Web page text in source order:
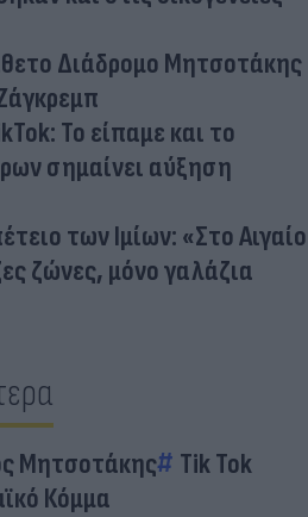
Διάδρομο Μητσοτάκης
Το είπαμε και το
σημαίνει αύξηση
των Ιμίων: «Στο Αιγαίο
ζώνες, μόνο γαλάζια
Μητσοτάκης
Tik Tok
Κόμμα